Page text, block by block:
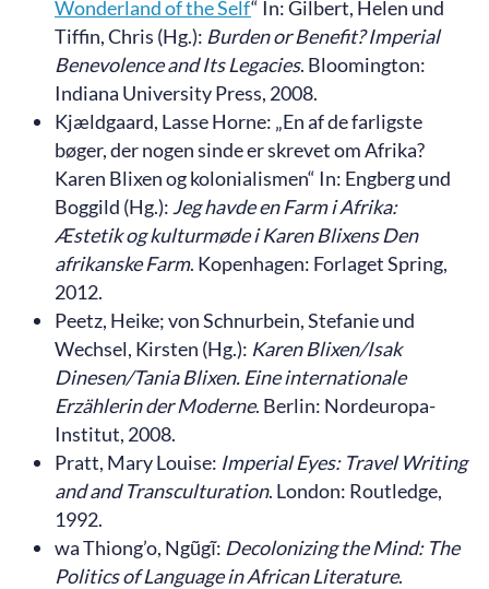
Wonderland of the Self“ In: Gilbert, Helen und
Tiffin, Chris (Hg.): Burden or Benefit? Imperial
Benevolence and Its Legacies. Bloomington:
Indiana University Press, 2008.
Kjældgaard, Lasse Horne: „En af de farligste
bøger, der nogen sinde er skrevet om Afrika?
Karen Blixen og kolonialismen“ In: Engberg und
Boggild (Hg.): Jeg havde en Farm i Afrika:
Æstetik og kulturmøde i Karen Blixens Den
afrikanske Farm. Kopenhagen: Forlaget Spring,
2012.
Peetz, Heike; von Schnurbein, Stefanie und
Wechsel, Kirsten (Hg.): Karen Blixen/Isak
Dinesen/Tania Blixen. Eine internationale
Erzählerin der Moderne. Berlin: Nordeuropa-
Institut, 2008.
Pratt, Mary Louise: Imperial Eyes: Travel Writing
and and Transculturation. London: Routledge,
1992.
wa Thiong’o, Ngũgĩ: Decolonizing the Mind: The
Politics of Language in African Literature.